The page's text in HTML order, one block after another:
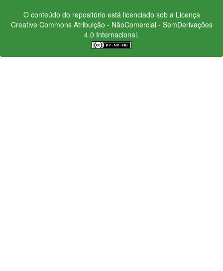
O conteúdo do repositório está licenciado sob a Licença
Creative CommonsAtribuição - NãoComercial - SemDerivações
4.0 Internacional.